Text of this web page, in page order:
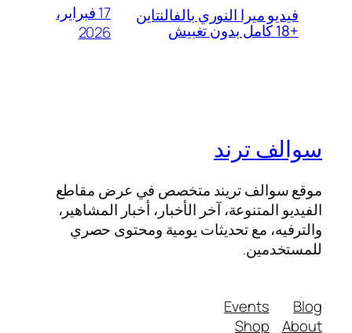
فيديو ميرا النوري بالفالنتاين
+18 كامل بدون تغبيش
17 فبراير،
2026
سوالف ترند
موقع سوالف تريند متخصص في عرض مقاطع
الفيديو المتنوعة، آخر الأخبار، أخبار المشاهير،
والترفيه، مع تحديثات يومية ومحتوى حصري
للمستخدمين.
Blog
About
Events
Shop